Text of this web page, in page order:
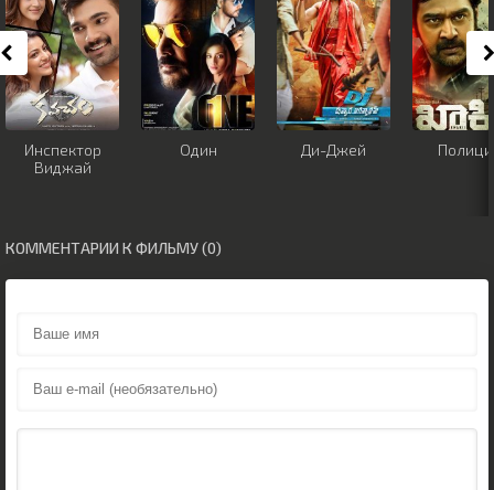
Инспектор
Виджай
Один Ди-Джей
КОММЕНТАРИИ К ФИЛЬМУ (0)